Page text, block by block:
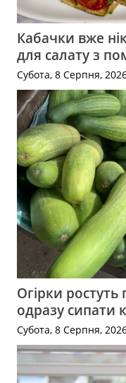
Кабачки вже
для салату з
Субота, 8 Серпня,
Огірки
одразу сипати
Субота, 8 Серпня,